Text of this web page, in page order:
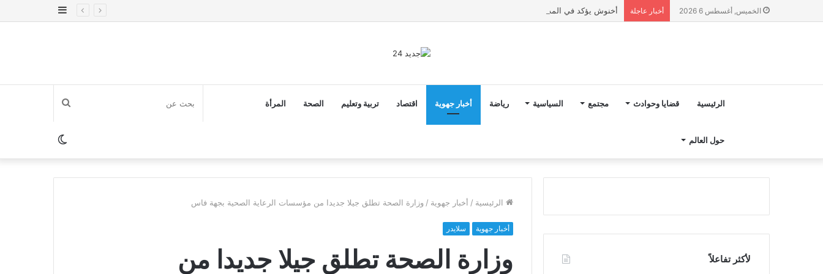
الخميس, أغسطس 6 2026 أخبار عاجلة أخنوش يؤكد في المذكرة التوجيهية حول ميزانية 2027 أن ثوابت العدالة الاجتماعية والمجالية خيار استراتيجي للبلاد
إضافة
الرئيسية قضايا وحوادث مجتمع السياسية رياضة أخبار جهوية اقتصاد تربية وتعليم الصحة المرأة
حول العالم
بحث
عنالوضع
المظلم
الرئيسية / أخبار جهوية / وزارة الصحة تطلق جيلا جديدا من مؤسسات الرعاية الصحية بجهة فاس
أخبار جهوية سلايدر
وزارة الصحة تطلق جيلا جديدا من
لأكثر تفاعلاً